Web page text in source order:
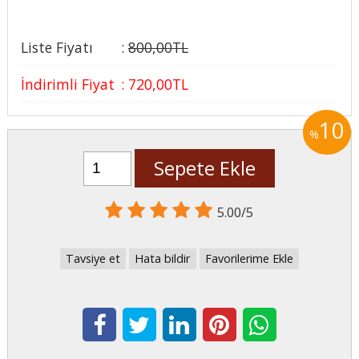
Liste Fiyatı : 800,00TL
İndirimli Fiyat : 720,00TL
%10
Sepete Ekle
5.00/5
Tavsiye et Hata bildir Favorilerime Ekle